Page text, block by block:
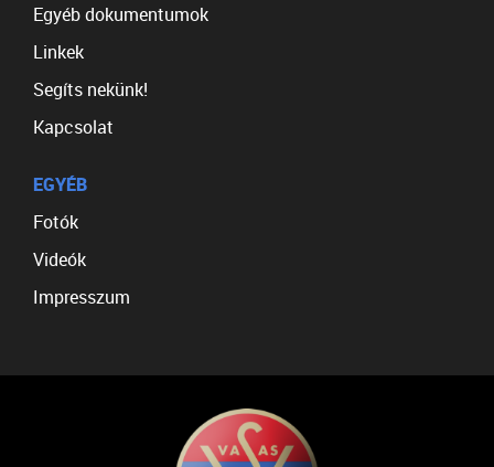
Egyéb dokumentumok
Linkek
Segíts nekünk!
Kapcsolat
EGYÉB
Fotók
Videók
Impresszum